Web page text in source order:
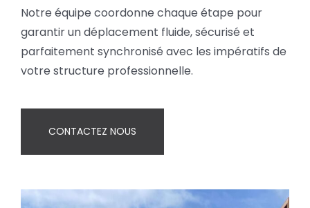
Notre équipe coordonne chaque étape pour
garantir un déplacement fluide, sécurisé et
parfaitement synchronisé avec les impératifs de
votre structure professionnelle.
CONTACTEZ NOUS